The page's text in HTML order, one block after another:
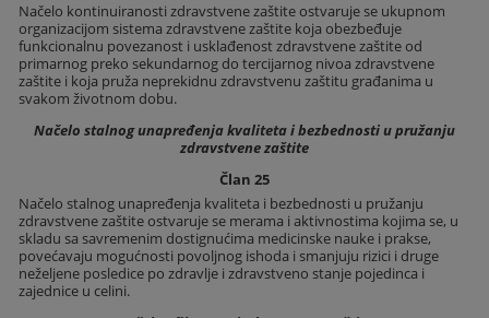
Načelo kontinuiranosti zdravstvene zaštite ostvaruje se ukupnom
organizacijom sistema zdravstvene zaštite koja obezbeđuje
funkcionalnu povezanost i usklađenost zdravstvene zaštite od
primarnog preko sekundarnog do tercijarnog nivoa zdravstvene
zaštite i koja pruža neprekidnu zdravstvenu zaštitu građanima u
svakom životnom dobu.
Načelo stalnog unapređenja kvaliteta i bezbednosti u pružanju
zdravstvene zaštite
Član 25
Načelo stalnog unapređenja kvaliteta i bezbednosti u pružanju
zdravstvene zaštite ostvaruje se merama i aktivnostima kojima se, u
skladu sa savremenim dostignućima medicinske nauke i prakse,
povećavaju mogućnosti povoljnog ishoda i smanjuju rizici i druge
neželjene posledice po zdravlje i zdravstveno stanje pojedinca i
zajednice u celini.